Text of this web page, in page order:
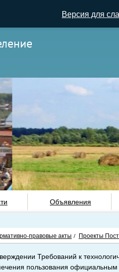
Версия для
Объявления
правовые акты / Проекты
Требований к
пользования официальным